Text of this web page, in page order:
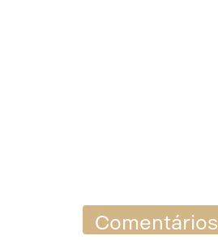
Comentários